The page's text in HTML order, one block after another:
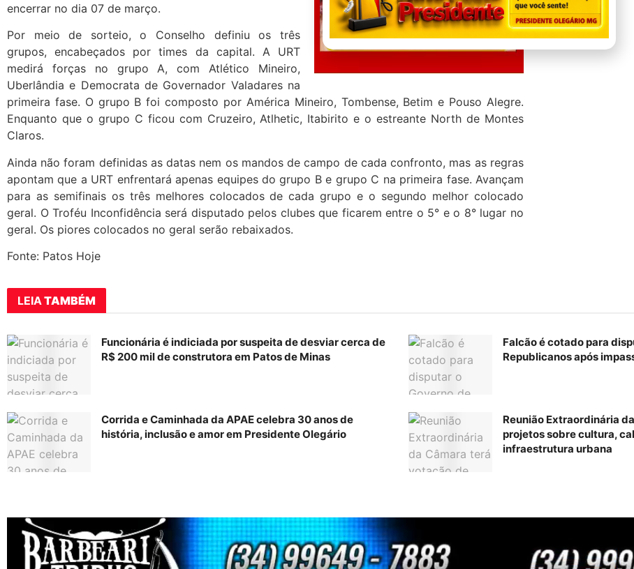
encerrar no dia 07 de março.
Por meio de sorteio, o Conselho definiu os três
grupos, encabeçados por times da capital. A URT
medirá forças no grupo A, com Atlético Mineiro,
Uberlândia e Democrata de Governador Valadares na
primeira fase. O grupo B foi composto por América Mineiro, Tombense, Betim e Pouso Alegre.
Enquanto que o grupo C ficou com Cruzeiro, Atlhetic, Itabirito e o estreante North de Montes
Claros.
Ainda não foram definidas as datas nem os mandos de campo de cada confronto, mas as regras
apontam que a URT enfrentará apenas equipes do grupo B e grupo C na primeira fase. Avançam
para as semifinais os três melhores colocados de cada grupo e o segundo melhor colocado
geral. O Troféu Inconfidência será disputado pelos clubes que ficarem entre o 5° e o 8° lugar no
geral. Os piores colocados no geral serão rebaixados.
Fonte: Patos Hoje
LEIATAMBÉM
Funcionária é indiciada por suspeita de desviar cerca de
R$ 200 mil de construtora em Patos de Minas
Falcão é cotado para
Republicanos após
Corrida e Caminhada da APAE celebra 30 anos de
história, inclusão e amor em Presidente Olegário
Reunião Extraordinária
projetos sobre cultura,
infraestrutura urbana